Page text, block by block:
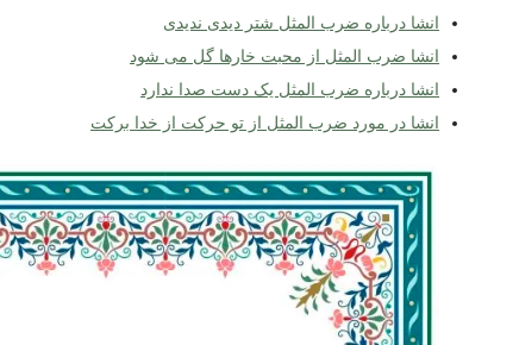
انشا درباره ضرب المثل شتر دیدی ندیدی
انشا ضرب المثل از محبت خارها گل می شود
انشا درباره ضرب المثل یک دست صدا ندارد
انشا در مورد ضرب المثل از تو حرکت از خدا برکت